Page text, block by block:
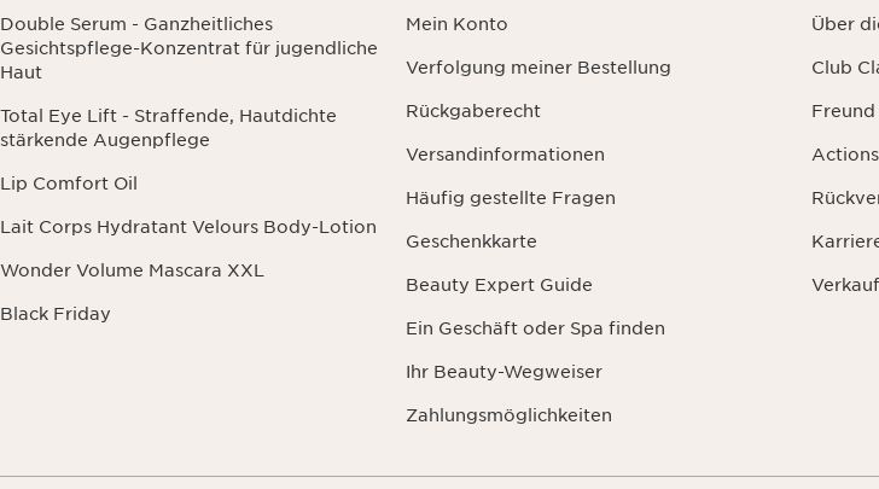
Double Serum - Ganzheitliches
Gesichtspflege-Konzentrat für jugendliche
Haut
Total Eye Lift - Straffende, Hautdichte
stärkende Augenpflege
Lip Comfort Oil
Lait Corps Hydratant Velours Body-Lotion
Wonder Volume Mascara XXL
Black Friday
Mein Konto
Verfolgung meiner Bestellung
Rückgaberecht
Versandinformationen
Häufig gestellte Fragen
Geschenkkarte
Beauty Expert Guide
Ein Geschäft oder Spa finden
Ihr Beauty-Wegweiser
Zahlungsmöglichkeiten
Über
Club